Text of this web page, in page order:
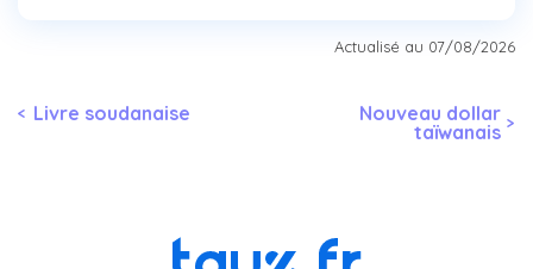
Actualisé au 07/08/2026
Livre soudanaise
Nouveau dollar
taïwanais